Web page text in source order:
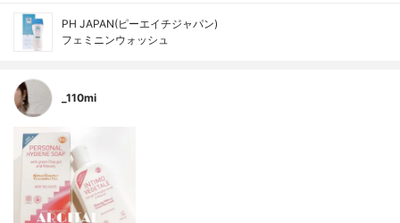
PH JAPAN(ピーエイチジャパン)
フェミニンウォッシュ
_110mi